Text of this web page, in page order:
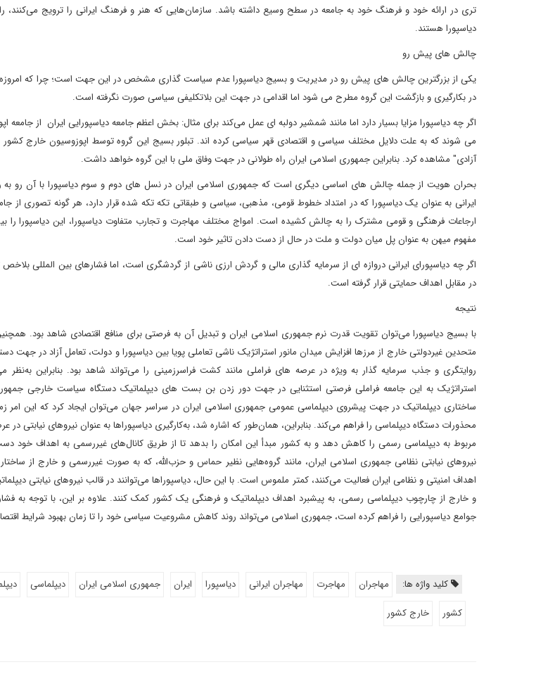
تری در ارائه خود و فرهنگ خود به جامعه در سطح وسیع داشته باشد. سازمان‌هایی که هنر و فرهنگ ایرانی را ترویج می‌کنند، راه
دیاسپورا هستند.
چالش های پیش رو
یکی از بزرگترین چالش های پیش رو در مدیریت و بسیج دیاسپورا عدم سیاست گذاری مشخص در این جهت است؛ چرا که امروزه
در بکارگیری و بازگشت این گروه مطرح می شود اما اقدامی در جهت این بلاتکلیفی سیاسی صورت نگرفته است.
اگر چه دیاسپورا مزایا بسیار دارد اما مانند شمشیر دولبه ای عمل می‌کند برای مثال: بخش اعظم جامعه دیاسپورایی ایران از
می شوند که به علت دلایل مختلف سیاسی و اقتصادی قهر سیاسی کرده اند. تبلور بسیج این گروه توسط اپوزوسیون خارج
آزادی" مشاهده کرد. بنابراین جمهوری اسلامی ایران راه طولانی در جهت وفاق ملی با این گروه خواهد داشت.
بحران هویت از جمله چالش های اساسی دیگری است که جمهوری اسلامی ایران در نسل های دوم و سوم دیاسپورا با آن رو به
ایرانی به عنوان یک دیاسپورا که در امتداد خطوط قومی، مذهبی، سیاسی و طبقاتی تکه تکه شده قرار دارد، هر گونه تصوری از
ارجاعات فرهنگی و قومی مشترک را به چالش کشیده است. امواج مختلف مهاجرت و تجارب متفاوت دیاسپورا، این دیاسپورا را
مفهوم میهن به عنوان پل میان دولت و ملت در حال از دست دادن تاثیر خود است.
اگر چه دیاسپورای ایرانی دروازه ای از سرمایه گذاری مالی و گردش ارزی ناشی از گردشگری است، اما فشارهای بین المللی
در مقابل اهداف حمایتی قرار گرفته است.
نتیجه
با بسیج دیاسپورا می‌توان تقویت قدرت نرم جمهوری اسلامی ایران و تبدیل آن به فرصتی برای منافع اقتصادی شاهد بود.
متحدین غیردولتی خارج از مرزها افزایش میدان مانور استراتژیک ناشی تعاملی پویا بین دیاسپورا و دولت، تعامل آزاد در جهت
روایتگری و جذب سرمایه گذار به ویژه در عرصه های فراملی مانند کشت فراسرزمینی را می‌تواند شاهد بود. بنابراین
استراتژیک به این جامعه فراملی فرصتی استثنایی در جهت دور زدن بن بست های دیپلماتیک دستگاه سیاست خارجی
ساختاری دیپلماتیک در جهت پیشروی دیپلماسی عمومی جمهوری اسلامی ایران در سراسر جهان می‌توان ایجاد کرد که این امر
محذورات دستگاه دیپلماسی را فراهم می‌کند. بنابراین، همان‌طور که اشاره شد، به‌کارگیری دیاسپوراها به عنوان نیروهای نیابتی در
مربوط به دیپلماسی رسمی را کاهش دهد و به کشور مبدأ این امکان را بدهد تا از طریق کانال‌های غیررسمی به اهداف خود
نیروهای نیابتی نظامی جمهوری اسلامی ایران، مانند گروه‌هایی نظیر حماس و حزب‌الله، که به صورت غیررسمی و خارج از
اهداف امنیتی و نظامی ایران فعالیت می‌کنند، کمتر ملموس است. با این حال، دیاسپوراها می‌توانند در قالب نیروهای نیابتی
و خارج از چارچوب دیپلماسی رسمی، به پیشبرد اهداف دیپلماتیک و فرهنگی یک کشور کمک کنند. علاوه بر این، با توجه به
جوامع دیاسپورایی را فراهم کرده است، جمهوری اسلامی می‌تواند روند کاهش مشروعیت سیاسی خود را تا زمان بهبود شرایط
کلید واژه ها: مهاجران مهاجرت مهاجران ایرانی دیاسپورا ایران جمهوری اسلامی ایران دیپلماسی
کشور
خارج کشور